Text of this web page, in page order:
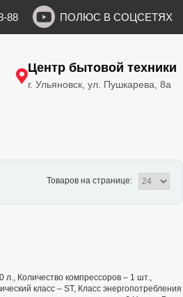
88 ПОЛЮС В СОЦСЕТЯХ
Центр бытовой техники
г. Ульяновск, ул. Пушкарева, 8а
Товаров на странице:
Количество компрессоров – 1 шт.,
класс – ST, Класс энергопотребления